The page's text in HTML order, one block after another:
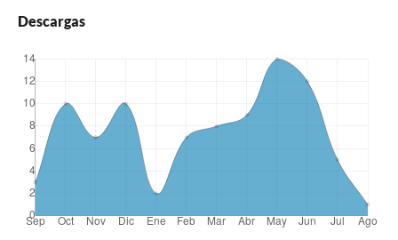
Descargas